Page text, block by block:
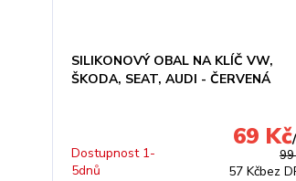
SILIKONOVÝ OBAL NA KLÍČ VW,
ŠKODA, SEAT, AUDI - ČERVENÁ
99
69 Kč/
57 Kčbez
Dostupnost 1-
5dnů